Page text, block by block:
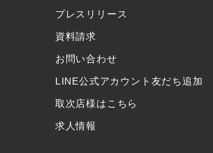
プレスリリース
資料請求
お問い合わせ
LINE公式アカウント友だち追加
取次店様はこちら
求人情報